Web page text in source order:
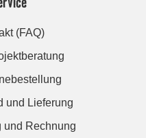
(FAQ)
und Lieferung
und Rechnung